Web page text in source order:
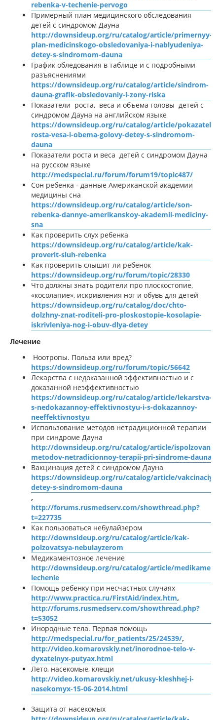
rebenka-v-techenie-pervogo
Примерный план медицинского обследования
детей с синдромом Дауна
http://downsideup.org/ru/catalog/article/primernyy-
plan-medicinskogo-obsledovaniya-i-nablyudeniya-
detey-s-sindromom-dauna
График обледования в таблице и с подробными
разъяснениями
https://downsideup.org/ru/catalog/article/sindrom-
dauna-grafik-obsledovaniy-i-zony-riska
Показатели роста, веса и объема головы детей с
синдромом Дауна на английском языке
https://downsideup.org/ru/catalog/article/pokazateli-
rosta-vesa-i-obema-golovy-detey-s-sindromom-
dauna
Показатели роста и веса детей с синдромом Дауна
на русском языке
http://medspecial.ru/forum/forum19/topic487/
Сон ребенка - данные Американской академии
медицины сна
https://downsideup.org/ru/catalog/article/son-
rebenka-dannye-amerikanskoy-akademii-mediciny-
sna
Как проверить слух ребенка
https://downsideup.org/ru/catalog/article/kak-
proverit-sluh-rebenka
Как проверить слышит ли ребенок
https://downsideup.org/ru/forum/topic/28330
Что должны знать родители про плоскостопие,
«косолапие», искривления ног и обувь для детей
https://downsideup.org/ru/catalog/doc/chto-
dolzhny-znat-roditeli-pro-ploskostopie-kosolapie-
iskrivleniya-nog-i-obuv-dlya-detey
Лечение
Ноотропы. Польза или вред?
https://downsideup.org/ru/forum/topic/56642
Лекарства с недоказанной эффективностью и с
доказанной неэффективностью
https://downsideup.org/ru/catalog/article/lekarstva-
s-nedokazannoy-effektivnostyu-i-s-dokazannoy-
neeffektivnostyu
Использование методов нетрадиционной терапии
при синдроме Дауна
http://downsideup.org/ru/catalog/article/ispolzovanie-
metodov-netradicionnoy-terapii-pri-sindrome-dauna
Вакцинация детей с синдромом Дауна
https://downsideup.org/ru/catalog/article/vakcinaciya-
detey-s-sindromom-dauna
,
http://forums.rusmedserv.com/showthread.php?
t=227735
Как пользоваться небулайзером
http://downsideup.org/ru/catalog/article/kak-
polzovatsya-nebulayzerom
Медикаментозное лечение
http://downsideup.org/ru/catalog/article/
lechenie
Помощь ребенку при несчастных случаях
http://www.practica.ru/FirstAid/index.htm,
http://forums.rusmedserv.com/showthread.php?
t=53052
Инородные тела. Первая помощь
http://medspecial.ru/for_patients/25/24539/,
http://video.komarovskiy.net/inorodnoe-telo-v-
dyxatelnyx-putyax.html
Лето, насекомые, клещи
http://video.komarovskiy.net/ukusy-kleshhej-i-
nasekomyx-15-06-2014.html
Защита от насекомых